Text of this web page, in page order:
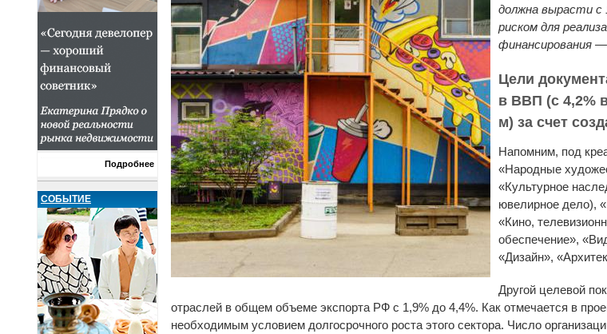
Подробнее
СОБЫТИЕ
должна вырасти с
риском для
финансирования —
Цели
в ВВП (с 4,2%
м) за счет
Напомним, под
«Народные
«Культурное
ювелирное дело),
«Кино,
обеспечение»,
«Дизайн»,
Другой целевой
отраслей в общем объеме экспорта РФ с 1,9% до 4,4%. Как отмечается в
необходимым условием долгосрочного роста этого сектора. Число